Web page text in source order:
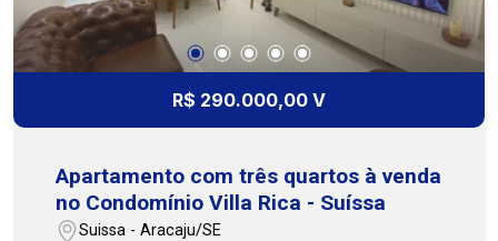
busca um apartamento amplo, bem localizado e
com lazer completo. Agende sua visita! Entre em
contato e agende uma visita, nossa equipe está
pronta para te atender. Cohab Premium - (79)
R$ 290.000,00 V
Apartamento com três quartos à venda
no Condomínio Villa Rica - Suíssa
Suissa - Aracaju/SE